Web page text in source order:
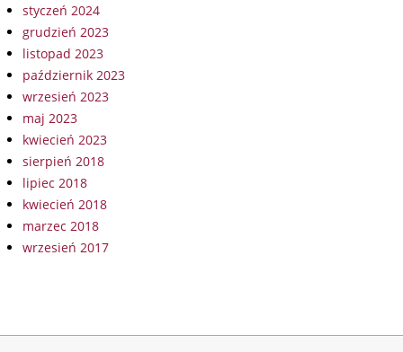
styczeń 2024
grudzień 2023
listopad 2023
październik 2023
wrzesień 2023
maj 2023
kwiecień 2023
sierpień 2018
lipiec 2018
kwiecień 2018
marzec 2018
wrzesień 2017